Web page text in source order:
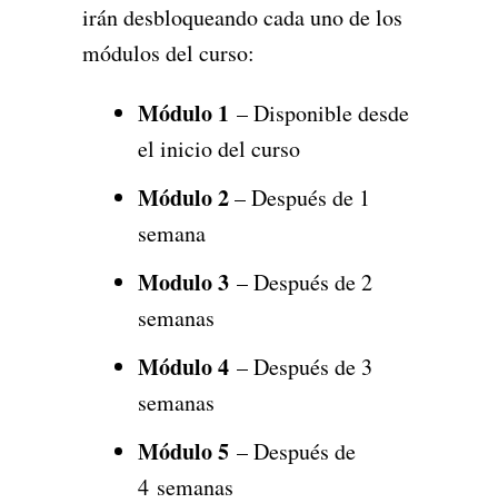
irán desbloqueando cada uno de los
módulos del curso:
Módulo 1 – Disponible desde
el inicio del curso
Módulo 2– Después de 1
semana
Modulo 3 – Después de 2
semanas
Módulo 4 – Después de 3
semanas
Módulo 5 – Después de
4 semanas